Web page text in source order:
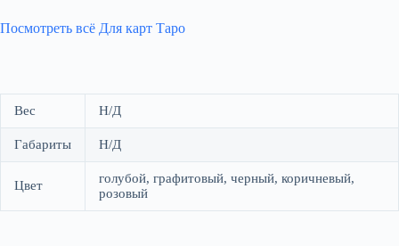
Посмотреть всё Для карт Таро
Вес Н/Д
Габариты Н/Д
Цвет
голубой, графитовый, черный, коричневый,
розовый